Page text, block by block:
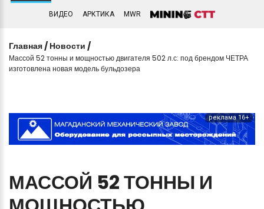
ВИДЕО АРКТИКА MWR
Главная / Новости /
Массой 52 тонны и мощностью двигателя 502 л.с: под брендом ЧЕТРА
изготовлена новая модель бульдозера
реклама 16+
МАССОЙ 52ТОННЫ И